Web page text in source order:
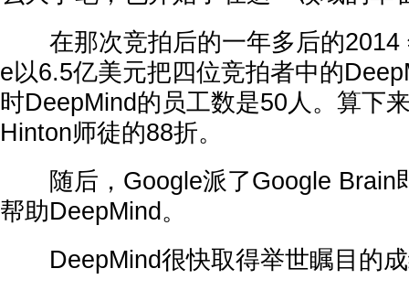
在那次竞拍后的一年多后的2014
e以6.5亿美元把四位竞拍者中的
时DeepMind的员工数是50人。算下
Hinton师徒的88折。
随后，Google派了Google Brain
帮助DeepMind。
DeepMind很快取得举世瞩目的